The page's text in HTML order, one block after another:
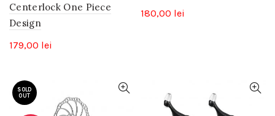
Centerlock One Piece
Design
179,00 lei
180,00 lei
SOLD
OUT